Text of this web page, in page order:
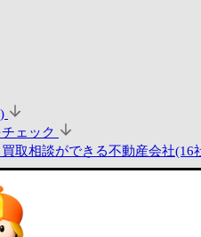
ェック
取相談ができる不動産会社(16
定依頼